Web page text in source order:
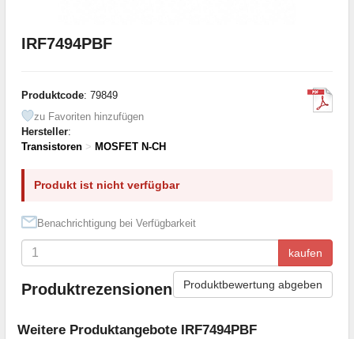
IRF7494PBF
Produktcode: 79849
zu Favoriten hinzufügen
Hersteller:
Transistoren > MOSFET N-CH
Produkt ist nicht verfügbar
Benachrichtigung bei Verfügbarkeit
kaufen
Produktrezensionen Produktbewertung abgeben
Weitere Produktangebote IRF7494PBF